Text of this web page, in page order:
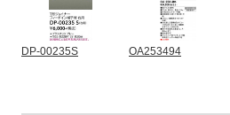
DP-00235S OA253494